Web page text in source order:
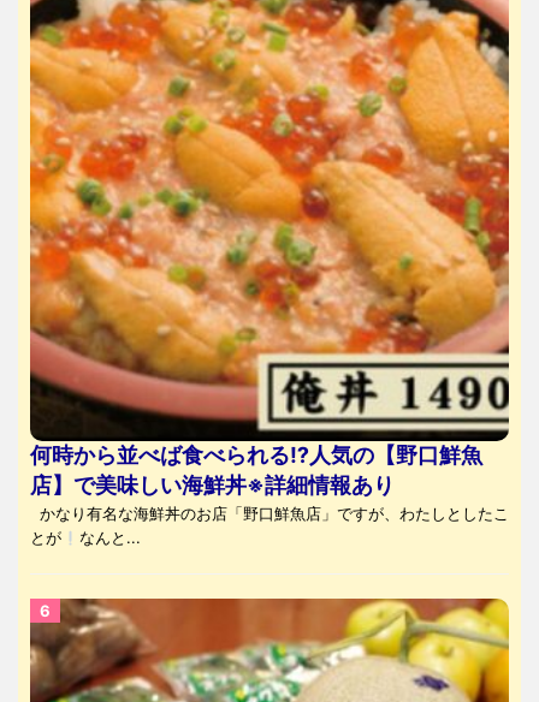
何時から並べば食べられる⁉人気の【野口鮮魚
店】で美味しい海鮮丼※詳細情報あり
かなり有名な海鮮丼のお店「野口鮮魚店」ですが、わたしとしたこ
とが
なんと...